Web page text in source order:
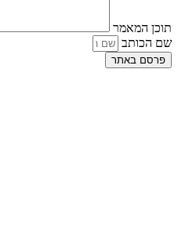
תוכן המאמר
שם הכותב
פרסם באתר